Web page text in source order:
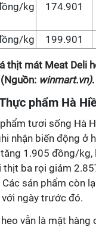
kg 174.901
kg 199.901
thịt mát Meat Deli
(Nguồn: winmart.vn).
phẩm Hà
tươi sống Hà
nhận biến động ở
1.905 đồng/
ba rọi giảm
sản phẩm còn
ngày trước đó.
vẫn là mặt hàng